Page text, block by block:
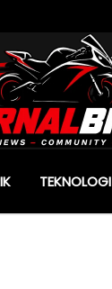
TEKNOLOGI